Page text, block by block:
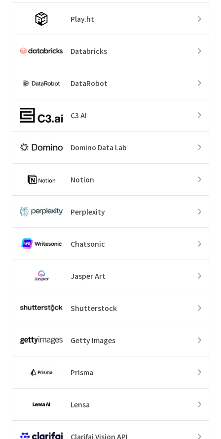
Play.ht
Databricks
DataRobot
C3 AI
Domino Data Lab
Notion
Perplexity
Chatsonic
Jasper Art
Shutterstock
Getty Images
Prisma
Lensa
Clarifai Vision API